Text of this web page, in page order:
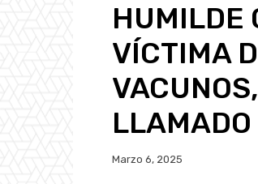
HUMILDE
VÍCTIMA
Marzo 6, 2025